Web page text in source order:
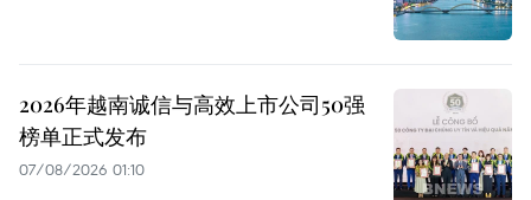
2026年越南诚信与高效上市公司50强
榜单正式发布
07/08/2026 01:10